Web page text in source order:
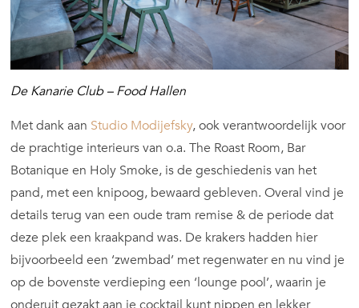
De Kanarie Club – Food Hallen
Met dank aan Studio Modijefsky, ook verantwoordelijk voor
de prachtige interieurs van o.a. The Roast Room, Bar
Botanique en Holy Smoke, is de geschiedenis van het
pand, met een knipoog, bewaard gebleven. Overal vind je
details terug van een oude tram remise & de periode dat
deze plek een kraakpand was. De krakers hadden hier
bijvoorbeeld een ‘zwembad’ met regenwater en nu vind je
op de bovenste verdieping een ‘lounge pool’, waarin je